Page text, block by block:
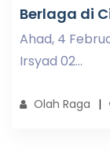
Berlaga di
Ahad, 4
Irsyad 02...
Olah Raga